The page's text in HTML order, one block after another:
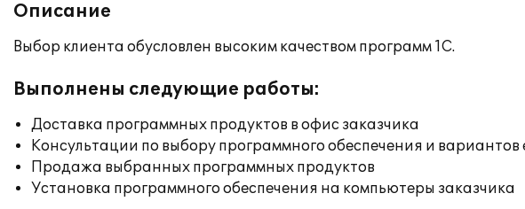
Описание
Выбор клиента обусловлен высоким качеством программ 1С.
Выполнены следующие работы:
Доставка программных продуктов в офис заказчика
Консультации по выбору программного обеспечения и вариантов
Продажа выбранных программных продуктов
Установка программного обеспечения на компьютеры заказчика